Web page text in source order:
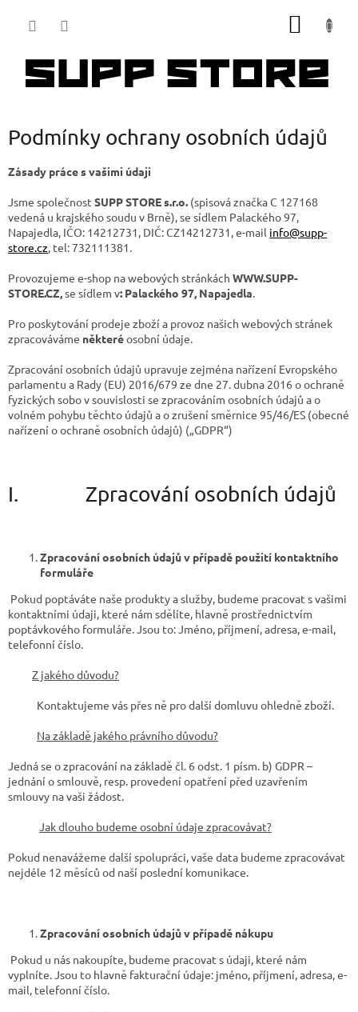
Podmínky ochrany osobních údajů
Zásady práce s vašimi údaji
Jsme společnost SUPP STORE s.r.o. (spisová značka C 127168
vedená u krajského soudu v Brně), se sídlem Palackého 97,
Napajedla, IČO: 14212731, DIČ: CZ14212731, e-mail info@supp-
store.cz, tel: 732111381.
Provozujeme e-shop na webových stránkách WWW.SUPP-
STORE.CZ,se sídlem v: Palackého 97, Napajedla.
Pro poskytování prodeje zboží a provoz našich webových stránek
zpracováváme některéosobní údaje.
Zpracování osobních údajů upravuje zejména nařízení Evropského
parlamentu a Rady (EU) 2016/679 ze dne 27. dubna 2016 o ochraně
fyzických sobo v souvislosti se zpracováním osobních údajů a o
volném pohybu těchto údajů a o zrušení směrnice 95/46/ES (obecné
nařízení o ochraně osobních údajů) („GDPR“)
I. Zpracování osobních údajů
Zpracování osobních údajů v případě použití kontaktního
formuláře
Pokud poptáváte naše produkty a služby, budeme pracovat s vašimi
kontaktními údaji, které nám sdělíte, hlavně prostřednictvím
poptávkového formuláře. Jsou to: Jméno, příjmení, adresa, e-mail,
telefonní číslo.
Z jakého důvodu?
Kontaktujeme vás přes ně pro další domluvu ohledně zboží.
Na základě jakého právního důvodu?
Jedná se o zpracování na základě čl. 6 odst. 1 písm. b) GDPR –
jednání o smlouvě, resp. provedení opatření před uzavřením
smlouvy na vaši žádost.
Jak dlouho budeme osobní údaje zpracovávat?
Pokud nenavážeme další spolupráci, vaše data budeme zpracovávat
nejdéle 12 měsíců od naší poslední komunikace.
Zpracování osobních údajů v případě nákupu
Pokud u nás nakoupíte, budeme pracovat s údaji, které nám
vyplníte. Jsou to hlavně fakturační údaje: jméno, příjmení, adresa, e-
mail, telefonní číslo.